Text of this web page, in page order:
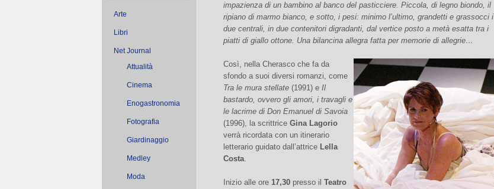
Arte
Libri
Net Journal
Attualità
Cinema
Enogastronomia
Fotografia
Giardinaggio
Medley
Moda
impazienza di un bambino al banco del pasticciere. Piccola, di legno biondo, il
ripiano di marmo bianco, e sotto, i pesi: minimo l’ultimo, grandetti e grassocci i
due centrali, in due contenitori digradanti, dal vertice posto a metà esatta tra i
piatti di giallo ottone. Una bilancina allegra fatta per memorie di allegrie…
Così, nella Cherasco che fa da
sfondo a suoi diversi romanzi, come
Tra le mura stellate (1991) e Il
bastardo, ovvero gli amori, i travagli e
le lacrime di Don Emanuel di Savoia
(1996), la scrittrice Gina Lagorio
verrà ricordata con un itinerario
letterario guidato dall’attrice Lella
Costa.
Inizio alle ore 17,30 presso il Teatro